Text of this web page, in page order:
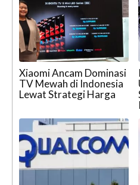
Xiaomi Ancam Dominasi
TV Mewah di Indonesia
Lewat Strategi Harga